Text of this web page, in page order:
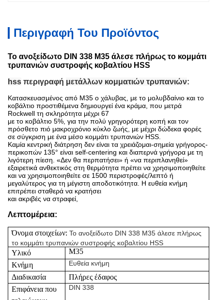
Περιγραφή Του Προϊόντος
Το ανοξείδωτο DIN 338 M35 άλεσε πλήρως το κομμάτι
τρυπανιών συστροφής κοβαλτίου HSS
hss περιγραφή μετάλλων κομματιών τρυπανιών:
Κατασκευασμένος από M35 ο χάλυβας, με το μολυβδαίνιο και το
κοβάλτιο προστιθέμενα δημιουργεί ένα κράμα, που μετρά
Rockwell τη σκληρότητα μέχρι 67
με το κοβάλτιο 5%, για την πολύ γρηγορότερη κοπή και τον
πρόσθετο πιό μακροχρόνιο κύκλο ζωής, με μέχρι δώδεκα φορές
σε σύγκριση με ένα μέσο κομμάτι τρυπανιών HSS.
Καμία κεντρική διάτρηση δεν είναι τα χρειάζομαι-σημεία γρήγορος-
περικοπών 135° είναι self-centering και διαπερνά γρήγορα με τη
λιγότερη πίεση. «Δεν θα περπατήσει» ή «να περιπλανηθεί»
εξαιρετικά ανθεκτικός στη θερμότητα πρέπει να χρησιμοποιηθείτε
και να χρησιμοποιηθείτε σε 1500 περιστροφές/λεπτό ή
μεγαλύτερος για τη μέγιστη αποδοτικότητα. Η ευθεία κνήμη
επιτρέπει σταθερά να κρατήσει
και ακριβές να στραφεί,
Λεπτομέρεια:
Όνομα στοιχείων:Το ανοξείδωτο DIN 338 M35 άλεσε πλήρως
το κομμάτι τρυπανιών συστροφής κοβαλτίου HSS
Υλικό
M35
Κνήμη
Ευθεία κνήμη
Διαδικασία
Πλήρες έδαφος
Επιφάνεια που
DIN 338